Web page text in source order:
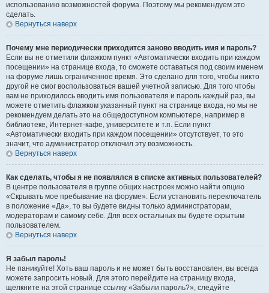
использованию возможностей форума. Поэтому мы рекомендуем это
сделать.
Вернуться наверх
Почему мне периодически приходится заново вводить имя и пароль?
Если вы не отметили флажком пункт «Автоматически входить при каждом
посещении» на странице входа, то сможете оставаться под своим именем
на форуме лишь ограниченное время. Это сделано для того, чтобы никто
другой не смог воспользоваться вашей учетной записью. Для того чтобы
вам не приходилось вводить имя пользователя и пароль каждый раз, вы
можете отметить флажком указанный пункт на странице входа, но мы не
рекомендуем делать это на общедоступном компьютере, например в
библиотеке, Интернет-кафе, университете и т.п. Если пункт
«Автоматически входить при каждом посещении» отсутствует, то это
значит, что администратор отключил эту возможность.
Вернуться наверх
Как сделать, чтобы я не появлялся в списке активных пользователей?
В центре пользователя в группе общих настроек можно найти опцию
«Скрывать мое пребывание на форуме». Если установить переключатель
в положение «Да», то вы будете видны только администраторам,
модераторам и самому себе. Для всех остальных вы будете скрытым
пользователем.
Вернуться наверх
Я забыл пароль!
Не паникуйте! Хоть ваш пароль и не может быть восстановлен, вы всегда
можете запросить новый. Для этого перейдите на страницу входа,
щелкните на этой странице ссылку «Забыли пароль?», следуйте